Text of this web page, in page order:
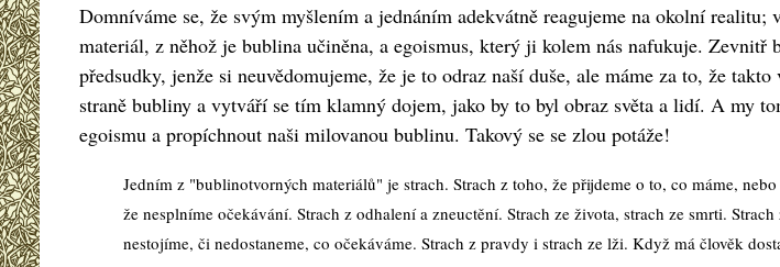
Domníváme se, že svým myšlením a jednáním adekvátně reagujeme na okolní
materiál, z něhož je bublina učiněna, a egoismus, který ji kolem nás nafukuje. Zevnitř
předsudky, jenže si neuvědomujeme, že je to odraz naší duše, ale máme za to, že
straně bubliny a vytváří se tím klamný dojem, jako by to byl obraz světa a lidí. A my
egoismu a propíchnout naši milovanou bublinu. Takový se se zlou potáže!
Jedním z "bublinotvorných materiálů" je strach. Strach z toho, že přijdeme o to, co máme,
že nesplníme očekávání. Strach z odhalení a zneuctění. Strach ze života, strach ze smrti.
nestojíme, či nedostaneme, co očekáváme. Strach z pravdy i strach ze lži. Když má člověk